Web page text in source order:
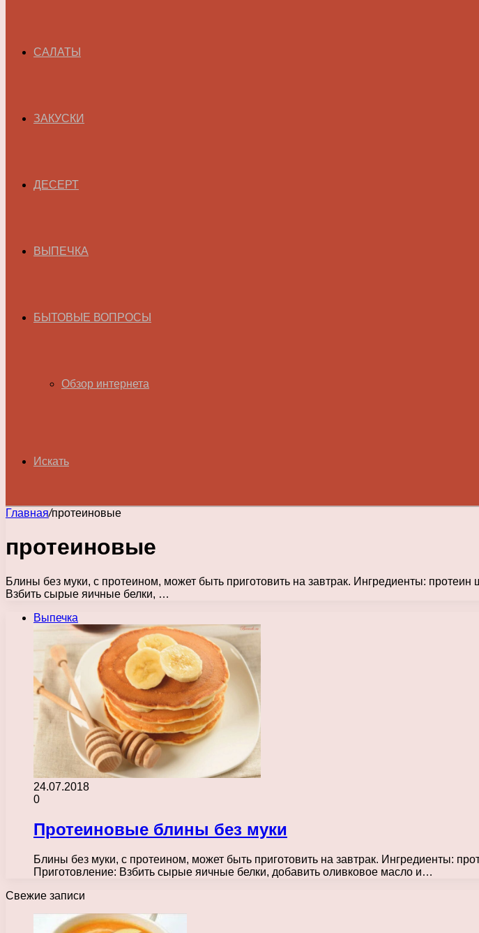
САЛАТЫ
ЗАКУСКИ
ДЕСЕРТ
ВЫПЕЧКА
БЫТОВЫЕ ВОПРОСЫ
Обзор интернета
Искать
Главная/протеиновые
протеиновые
Блины без муки, с протеином, может быть приготовить на завтрак. Ингредиенты:
Взбить сырые яичные белки, …
Выпечка
24.07.2018
0
Протеиновые блины без муки
Блины без муки, с протеином, может быть приготовить на завтрак. Ингредиенты:
Приготовление: Взбить сырые яичные белки, добавить оливковое масло и…
Свежие записи